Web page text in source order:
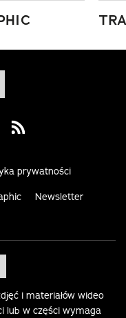
on Youtube
Visit us on Rss
prywatności
Newsletter
i materiałów wideo
lub w części wymaga